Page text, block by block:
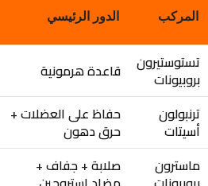
المركب الدور الرئيسي
تستوستيرون
بروبيونات قاعدة هرمونية
ترنبولون
أسيتات
حفاظ على العضلات +
حرق دهون
ماسترون
صلابة + جفاف +